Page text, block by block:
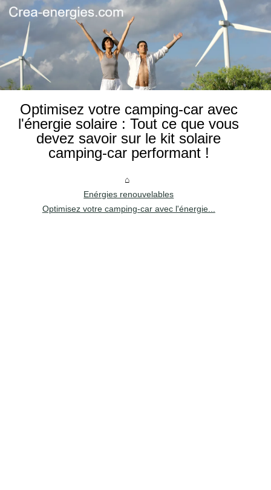
Optimisez votre camping-car avec
l'énergie solaire : Tout ce que vous
devez savoir sur le kit solaire
camping-car performant !
Enérgies renouvelables
Optimisez votre camping-car avec l'énergie...